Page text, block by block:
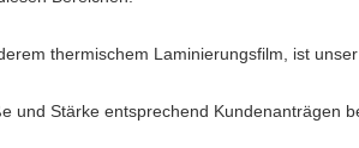
thermischem Laminierungsfilm, ist
und Stärke entsprechend Kundenanträgen